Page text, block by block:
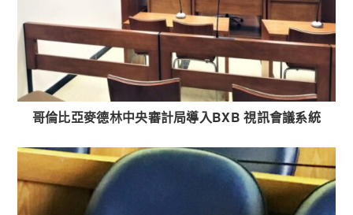
哥倫比亞麥德林中央審計局導入BXB 視訊會議系統